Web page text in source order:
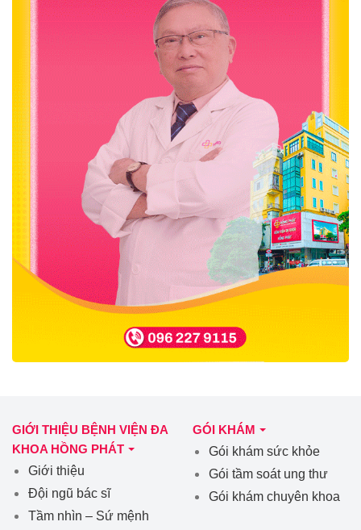
GIỚI THIỆU BỆNH VIỆN ĐA
KHOA HỒNG PHÁT
Giới thiệu
Đội ngũ bác sĩ
Tầm nhìn – Sứ mệnh
GÓI KHÁM
Gói khám sức khỏe
Gói tầm soát ung thư
Gói khám chuyên khoa